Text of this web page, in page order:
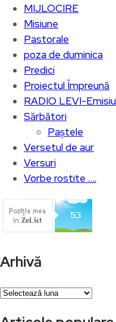
MIJLOCIRE
Misiune
Pastorale
poza de duminica
Predici
Proiectul Împreună
RADIO LEVI-
Sărbători
Paștele
Versetul de aur
Versuri
Vorbe rostite ….
Arhivă
Arhivă